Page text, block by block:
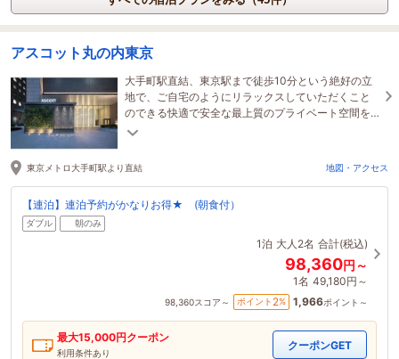
アスコット丸の内東京
大手町駅直結、東京駅まで徒歩10分という絶好の立
地で、ご自宅のようにリラックスしていただくこと
のできる快適で安全な最上質のプライベート空間を
ご提供いたします。
東京メトロ大手町駅より直結 地図・アクセス
【連泊】連泊予約がかなりお得★ (朝食付）
ダブル 朝のみ
1泊 大人2名 合計(税込)
98,360円～
1名 49,180円～
98,360スコア～ ポイント 2% 1,966ポイント～
最大15,000円クーポン
利用条件あり
クーポンGET